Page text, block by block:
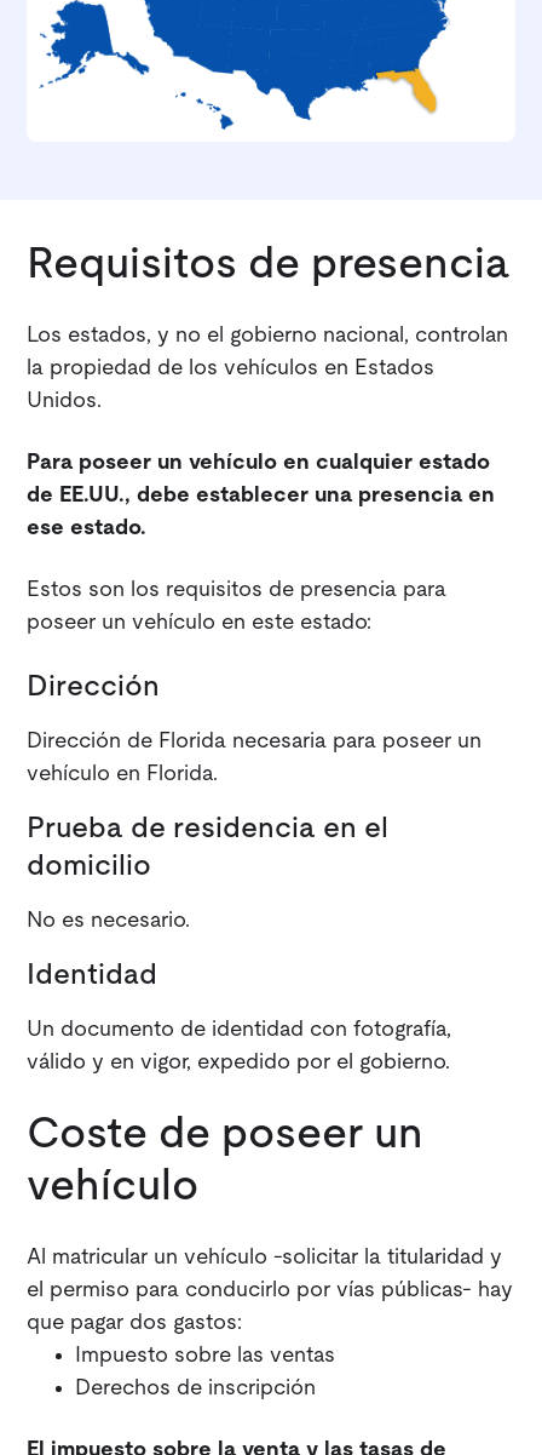
Requisitos de presencia
Los estados, y no el gobierno nacional, controlan
la propiedad de los vehículos en Estados
Unidos.
Para poseer un vehículo en cualquier estado
de EE.UU., debe establecer una presencia en
ese estado.
Estos son los requisitos de presencia para
poseer un vehículo en este estado:
Dirección
Dirección de Florida necesaria para poseer un
vehículo en Florida.
Prueba de residencia en el
domicilio
No es necesario.
Identidad
Un documento de identidad con fotografía,
válido y en vigor, expedido por el gobierno.
Coste de poseer un
vehículo
Al matricular un vehículo -solicitar la titularidad y
el permiso para conducirlo por vías públicas- hay
que pagar dos gastos:
Impuesto sobre las ventas
Derechos de inscripción